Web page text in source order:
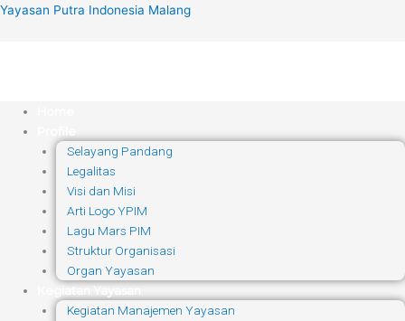
Skip
Yayasan Putra Indonesia Malang
Selayang Pandang
Legalitas
Visi dan Misi
Arti Logo YPIM
Lagu Mars PIM
Struktur Organisasi
Organ Yayasan
Kegiatan Yayasan
Kegiatan Manajemen Yayasan